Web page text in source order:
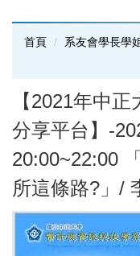
首頁 系友會學長學
【2021年中
分享平台】-
20:00~22:00
所這條路?」/